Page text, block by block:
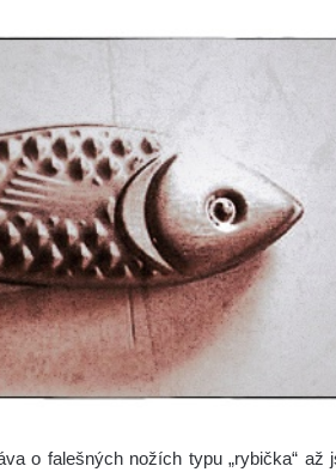
o falešných nožích typu „rybička“ až